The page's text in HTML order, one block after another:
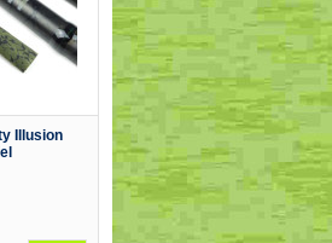
Illusion